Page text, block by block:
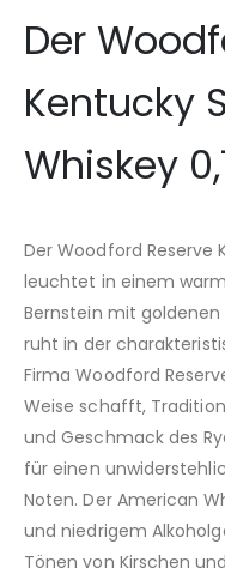
Der
Kentucky
Whiskey
Der Woodford Reserve
leuchtet in einem
Bernstein mit
ruht in der
Firma Woodford
Weise schafft,
und Geschmack des
für einen
Noten. Der American
und niedrigem
Tönen von Kirschen